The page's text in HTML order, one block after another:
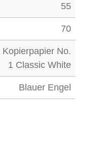
55
70
Kopierpapier No.
1 Classic White
Blauer Engel